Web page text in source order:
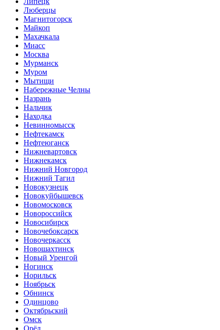
Люберцы
Магнитогорск
Майкоп
Махачкала
Миасс
Москва
Мурманск
Муром
Мытищи
Набережные Челны
Назрань
Нальчик
Находка
Невинномысск
Нефтекамск
Нефтеюганск
Нижневартовск
Нижнекамск
Нижний Новгород
Нижний Тагил
Новокузнецк
Новокуйбышевск
Новомосковск
Новороссийск
Новосибирск
Новочебоксарск
Новочеркасск
Новошахтинск
Новый Уренгой
Ногинск
Норильск
Ноябрьск
Обнинск
Одинцово
Октябрьский
Омск
Орёл